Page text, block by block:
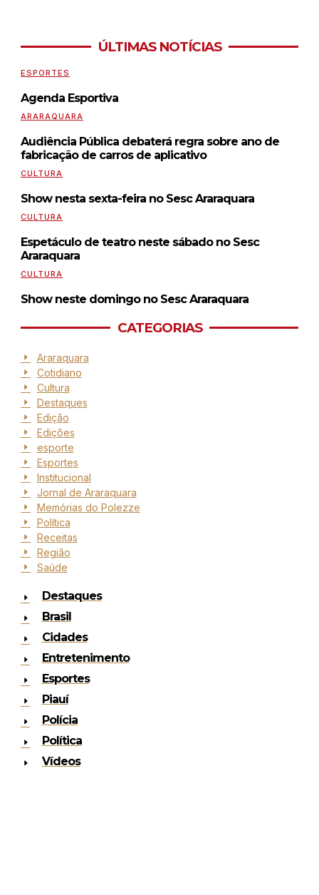
ÚLTIMAS NOTÍCIAS
ESPORTES
Agenda Esportiva
ARARAQUARA
Audiência Pública debaterá regra sobre ano de
fabricação de carros de aplicativo
CULTURA
Show nesta sexta-feira no Sesc Araraquara
CULTURA
Espetáculo de teatro neste sábado no Sesc
Araraquara
CULTURA
Show neste domingo no Sesc Araraquara
CATEGORIAS
Araraquara
Cotidiano
Cultura
Destaques
Edição
Edições
esporte
Esportes
Institucional
Jornal de Araraquara
Memórias do Polezze
Política
Receitas
Região
Saúde
Destaques
Brasil
Cidades
Entretenimento
Esportes
Piauí
Polícia
Política
Vídeos